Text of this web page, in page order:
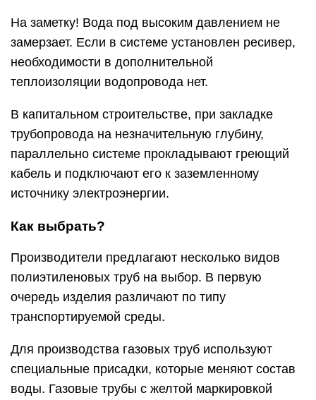
На заметку! Вода под высоким давлением не
замерзает. Если в системе установлен ресивер,
необходимости в дополнительной
теплоизоляции водопровода нет.
В капитальном строительстве, при закладке
трубопровода на незначительную глубину,
параллельно системе прокладывают греющий
кабель и подключают его к заземленному
источнику электроэнергии.
Как выбрать?
Производители предлагают несколько видов
полиэтиленовых труб на выбор. В первую
очередь изделия различают по типу
транспортируемой среды.
Для производства газовых труб используют
специальные присадки, которые меняют состав
воды. Газовые трубы с желтой маркировкой